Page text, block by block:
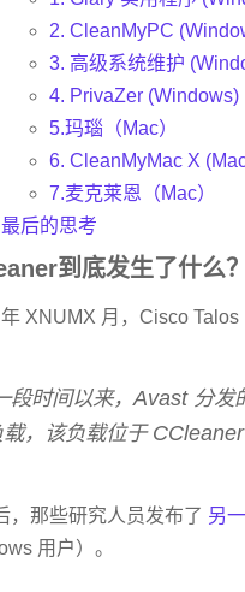
2. CleanMyPC
3. 高级系统维护
4. PrivaZer (Windows)
5.玛瑙（Mac）
6. CleanMyMac X
7.麦克莱恩（Mac）
最后的思考
到底发生了什么？
XNUMX 月，Cisco Talos
段时间以来，Avast 分
载，该负载位于
，那些研究人员发布了 另
用户）。